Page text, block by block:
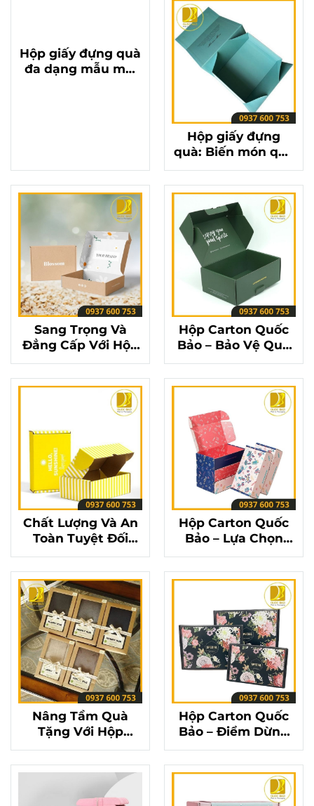
Hộp giấy đựng quà
đa dạng mẫu mã,
Hộp giấy đựng
quà: Biến món quà
trở nên ý nghĩa
hơn bao giờ hết
Sang Trọng Và
Đẳng Cấp Với Hộp
Carton Đựng Quà
Quốc Bảo
Hộp Carton Quốc
Bảo – Bảo Vệ Quà
Tặng, Trọn Vẹn Yêu
Thương
Chất Lượng Và An
Toàn Tuyệt Đối
Cùng Hộp Carton
Đựng Quà Quốc
Bảo
Hộp Carton Quốc
Bảo – Lựa Chọn
Hoàn Hảo Cho Mọi
Dịp Đặc Biệt
Nâng Tầm Quà
Tặng Với Hộp
Carton Đựng Quà
Quốc Bảo
Hộp Carton Quốc
Bảo – Điểm Dừng
Chân Của Những
Món Quà Ý Nghĩa